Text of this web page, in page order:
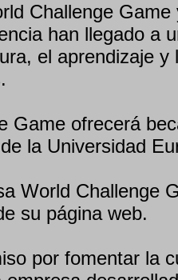
Challenge
han llegado a
el aprendizaje y
Game ofrecerá
la Universidad
World Challenge
su página web.
por fomentar la